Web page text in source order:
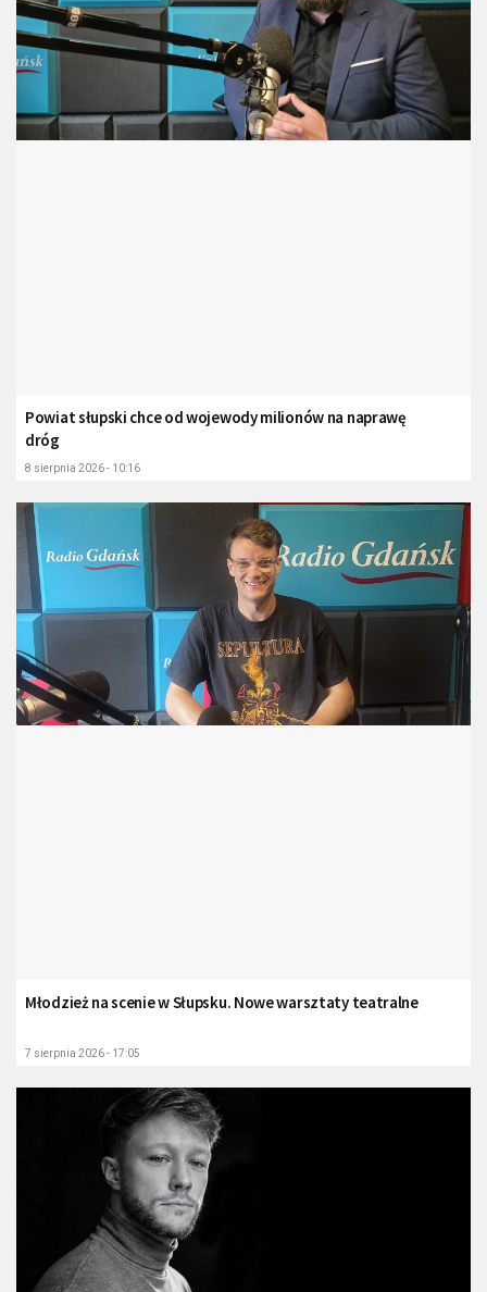
Powiat słupski chce od wojewody milionów na naprawę
dróg
8 sierpnia 2026 - 10:16
Młodzież na scenie w Słupsku. Nowe warsztaty teatralne
7 sierpnia 2026 - 17:05